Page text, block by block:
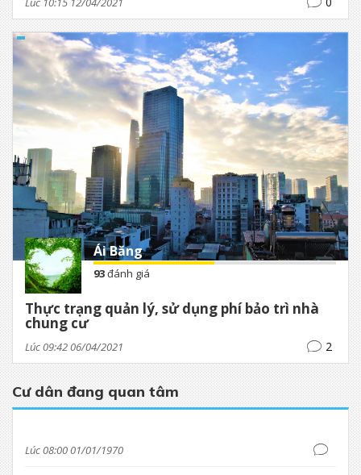
Ái Băng
93đánh giá
Thực trạng quản lý, sử dụng phí bảo trì nhà
chung cư
Lúc 09:42 06/04/2021 2
Cư dân đang quan tâm
Lúc 08:00 01/01/1970